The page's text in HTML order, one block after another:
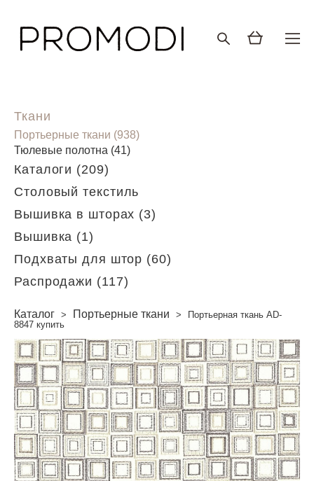
Ткани
Портьерные ткани (938)
Тюлевые полотна (41)
Каталоги (209)
Столовый текстиль
Вышивка в шторах (3)
Вышивка (1)
Подхваты для штор (60)
Распродажи (117)
Каталог > Портьерные ткани >
Портьерная ткань AD-
8847 купить